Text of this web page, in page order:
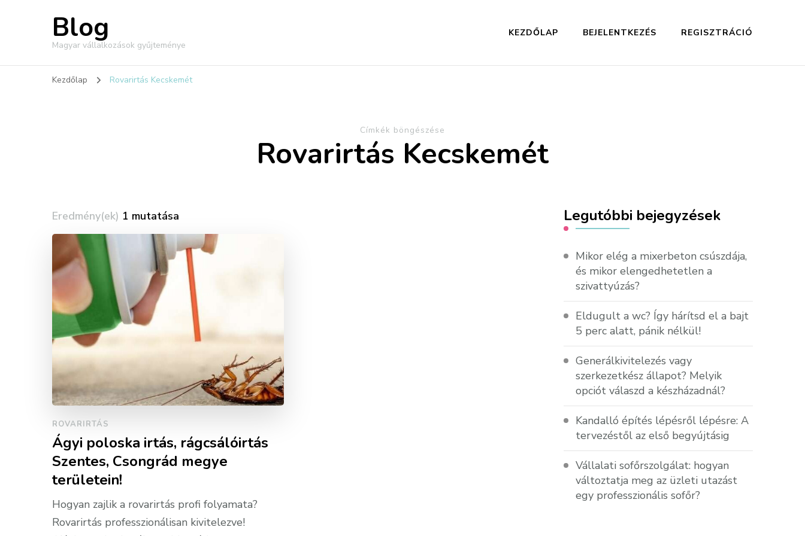
Blog
Magyar vállalkozások gyűjteménye
KEZDŐLAP BEJELENTKEZÉS REGISZTRÁCIÓ
Kezdőlap Rovarirtás Kecskemét
Címkék böngészése
Rovarirtás Kecskemét
Eredmény(ek) 1 mutatása
ROVARIRTÁS
Ágyi poloska irtás, rágcsálóirtás
Szentes, Csongrád megye
területein!
Hogyan zajlik a rovarirtás profi folyamata?
Rovarirtás professzionálisan kivitelezve!
Legutóbbi bejegyzések
Mikor elég a mixerbeton csúszdája,
és mikor elengedhetetlen a
szivattyúzás?
Eldugult a wc? Így hárítsd el a bajt
5 perc alatt, pánik nélkül!
Generálkivitelezés vagy
szerkezetkész állapot? Melyik
opciót válaszd a készházadnál?
Kandalló építés lépésről lépésre: A
tervezéstől az első begyújtásig
Vállalati sofőrszolgálat: hogyan
változtatja meg az üzleti utazást
egy professzionális sofőr?